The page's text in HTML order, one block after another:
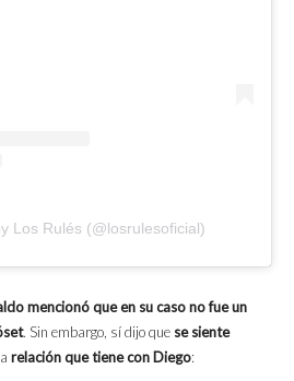
Los Rulés (@losrulesoficial)
mencionó que en su caso no fue un
. Sin embargo, sí dijo que se siente
relación que tiene con Diego: